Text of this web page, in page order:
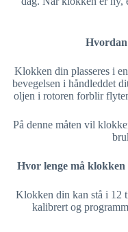
Klokken din plasseres i
bevegelsen i håndleddet
oljen i rotoren forblir
På denne måten vil
Hvor lenge må klokken
Klokken din kan stå i 12
kalibrert og